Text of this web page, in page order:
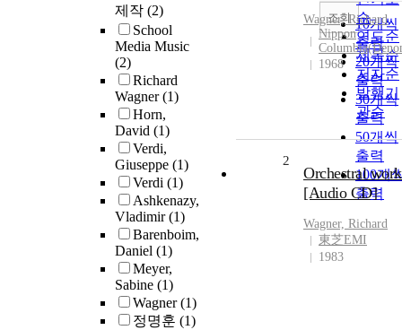
제작 (2)
School
Media Music
(2)
Richard
Wagner(1)
Horn,
David (1)
Verdi,
Giuseppe (1)
Verdi (1)
Ashkenazy,
Vladimir(1)
Barenboim,
Daniel (1)
Meyer,
Sabine (1)
Wagner(1)
정명훈 (1)
순
연도순
제목순
저자순
발행기
관순
10개씩
출력
20개씩
출력
30개씩
출력
50개씩
출력
100개
출력
조회
Wagner, Richard
Nippon
1968
2
Orchestral
[Audio CD]
Wagner, Richard
東芝EMI
1983